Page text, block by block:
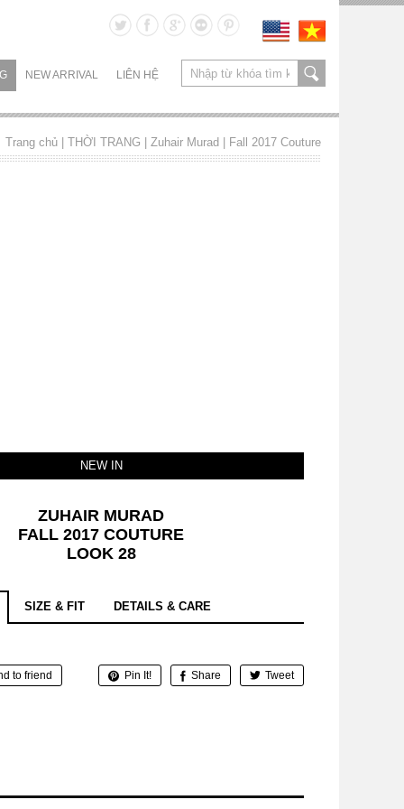
NEW ARRIVAL LIÊN HỆ
Trang chủ | THỜI TRANG | Zuhair Murad Fall 2017 Couture
NEW IN
ZUHAIR MURAD
FALL 2017 COUTURE
LOOK 28
SIZE & FIT DETAILS & CARE
Tweet
Share
Pin It!
to friend